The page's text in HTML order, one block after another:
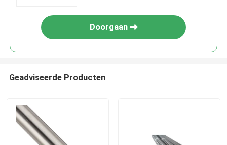
Doorgaan
Geadviseerde Producten